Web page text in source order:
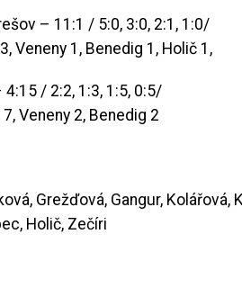
– 11:1 / 5:0, 3:0, 2:1, 1:0/
Veneny 1, Benedig 1, Holič 1,
/ 2:2, 1:3, 1:5, 0:5/
Veneny 2, Benedig 2
Grežďová, Gangur, Kolářová,
Holič, Zečíri